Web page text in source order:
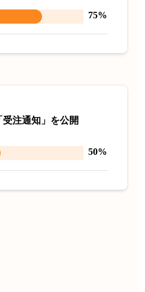
75%
注通知」を公開
50%